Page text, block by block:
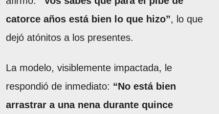
catorce años está bien lo que hizo”, lo que
dejó atónitos a los presentes.
La modelo, visiblemente impactada, le
respondió de inmediato: “No está bien
arrastrar a una nena durante quince